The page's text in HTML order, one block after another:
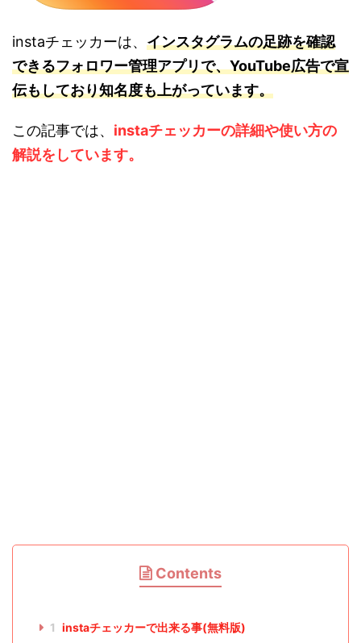
instaチェッカーは、 インスタグラムの足跡を確認
できるフォロワー管理アプリで、YouTube広告で宣
伝もしており知名度も上がっています。
この記事では、 instaチェッカーの詳細や使い方の
解説をしています。
Contents
1 instaチェッカーで出来る事(無料版)